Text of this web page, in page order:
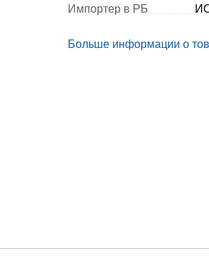
Импортер в РБ
Больше информации о